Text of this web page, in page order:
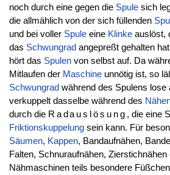
noch durch eine gegen die Spulesich
die allmählich von der sich füllenden
und bei voller Spuleeine Klinkeauslöst,
das Schwungradangepreßt gehalten
hört das Spulenvon selbst auf. Da
Mitlaufen der Maschineunnötig ist, so
Schwungradwährend des Spulens lose
verkuppelt dasselbe während des
durch die Radauslösung , die eine
Friktionskuppelungsein kann. Für
Säumen, Kappen, Bandaufnähen,
Falten, Schnuraufnähen,
Nähmaschinen teils besondere